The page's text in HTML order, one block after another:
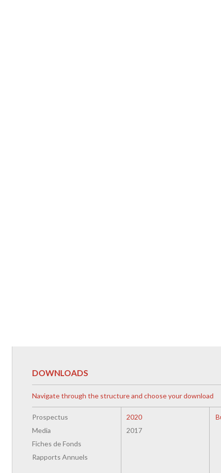
DOWNLOADS
Navigate through the structure and choose your download
Prospectus
Media
Fiches de Fonds
Rapports Annuels
2020
2017